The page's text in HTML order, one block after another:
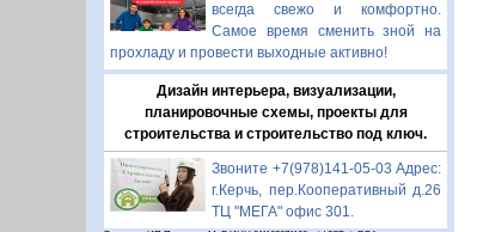
всегда свежо и комфортно.
Самое время сменить зной на
прохладу и провести выходные активно!
Дизайн интерьера, визуализации,
планировочные схемы, проекты для
строительства и строительство под ключ.
Звоните +7(978)141-05-03 Адрес:
г.Керчь, пер.Кооперативный д.26
ТЦ "МЕГА" офис 301.